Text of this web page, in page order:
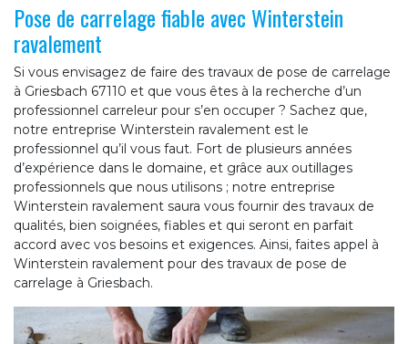
Pose de carrelage fiable avec Winterstein
ravalement
Si vous envisagez de faire des travaux de pose de carrelage
à Griesbach 67110 et que vous êtes à la recherche d’un
professionnel carreleur pour s’en occuper ? Sachez que,
notre entreprise Winterstein ravalement est le
professionnel qu’il vous faut. Fort de plusieurs années
d’expérience dans le domaine, et grâce aux outillages
professionnels que nous utilisons ; notre entreprise
Winterstein ravalement saura vous fournir des travaux de
qualités, bien soignées, fiables et qui seront en parfait
accord avec vos besoins et exigences. Ainsi, faites appel à
Winterstein ravalement pour des travaux de pose de
carrelage à Griesbach.